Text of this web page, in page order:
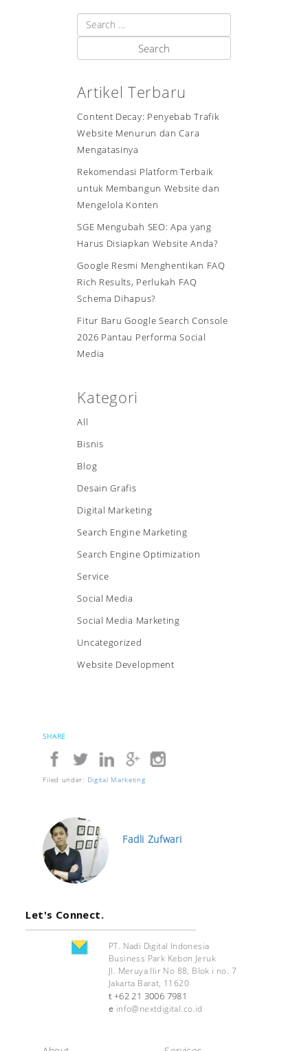
Artikel Terbaru
Content Decay: Penyebab Trafik
Website Menurun dan Cara
Mengatasinya
Rekomendasi Platform Terbaik
untuk Membangun Website dan
Mengelola Konten
SGE Mengubah SEO: Apa yang
Harus Disiapkan Website Anda?
Google Resmi Menghentikan FAQ
Rich Results, Perlukah FAQ
Schema Dihapus?
Fitur Baru Google Search Console
2026 Pantau Performa Social
Media
Kategori
All
Bisnis
Blog
Desain Grafis
Digital Marketing
Search Engine Marketing
Search Engine Optimization
Service
Social Media
Social Media Marketing
Uncategorized
Website Development
SHARE
Filed under: Digital Marketing
Fadli Zufwari
Let's Connect.
PT. Nadi Digital Indonesia
Business Park Kebon Jeruk
Jl. Meruya Ilir No 88, Blok i no. 7
Jakarta Barat, 11620
t +62 21 3006 7981
e info@nextdigital.co.id